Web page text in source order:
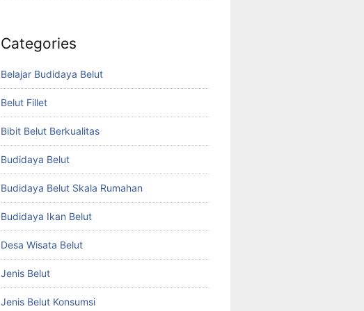
Categories
Belajar Budidaya Belut
Belut Fillet
Bibit Belut Berkualitas
Budidaya Belut
Budidaya Belut Skala Rumahan
Budidaya Ikan Belut
Desa Wisata Belut
Jenis Belut
Jenis Belut Konsumsi